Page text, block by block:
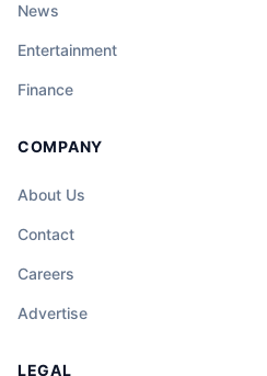
News
Entertainment
Finance
COMPANY
About Us
Contact
Careers
Advertise
LEGAL